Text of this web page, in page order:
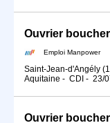
Ouvrier
Emploi Manpower
Saint-Jean-d'Angély
Aquitaine - CDI - 23/
Ouvrier